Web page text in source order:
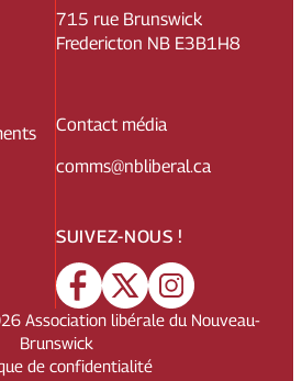
715 rue Brunswick
Fredericton NB E3B1H8
Contact média
comms@nbliberal.ca
SUIVEZ-NOUS !
Association libérale du Nouveau-
Brunswick
de confidentialité